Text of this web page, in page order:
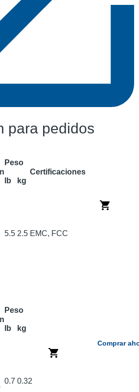
para pedidos
Peso
Certificaciones
lb
kg
5.5 2.5 EMC, FCC
Peso
lb kg
0.7 0.32
Comprar